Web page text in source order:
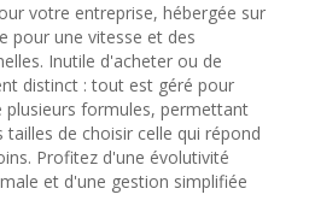
votre entreprise, hébergée sur
pour une vitesse et des
Inutile d'acheter ou de
distinct : tout est géré pour
plusieurs formules, permettant
de choisir celle qui répond
Profitez d'une évolutivité
et d'une gestion simplifiée